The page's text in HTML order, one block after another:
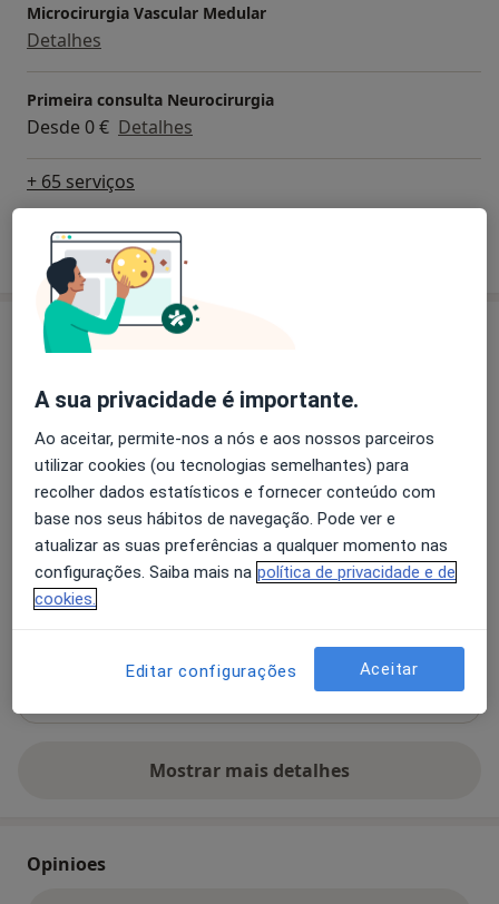
Microcirurgia Vascular Medular
Detalhes
Primeira consulta Neurocirurgia
Desde 0 € Detalhes
+ 65 serviços
Como mostramos os preços?
Consultórios (5)
Morada 1 Morada 2 Morada 3
HOSPITAL CUF TORRES VEDRAS
Rua João Carlos Júnior 1, Torres Vedras2560-253
Ampliar o mapaabre num novo separador
nesta morada
Mostrar mais detalhes
sobre o endereço
Opinioes
A sua privacidade é importante.
Ao aceitar, permite-nos a nós e aos nossos parceiros
utilizar cookies (ou tecnologias semelhantes) para
recolher dados estatísticos e fornecer conteúdo com
base nos seus hábitos de navegação. Pode ver e
atualizar as suas preferências a qualquer momento nas
configurações. Saiba mais na política de privacidade e de
cookies.
Editar configurações Aceitar